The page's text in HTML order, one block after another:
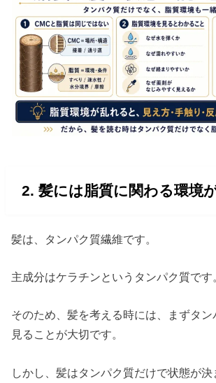
2. 髪には脂質に関わる環境
髪は、タンパク質繊維です。
主成分はケラチンというタンパク質です
そのため、髪を考える時には、まずタン
見ることが大切です。
しかし、髪はタンパク質だけで状態が